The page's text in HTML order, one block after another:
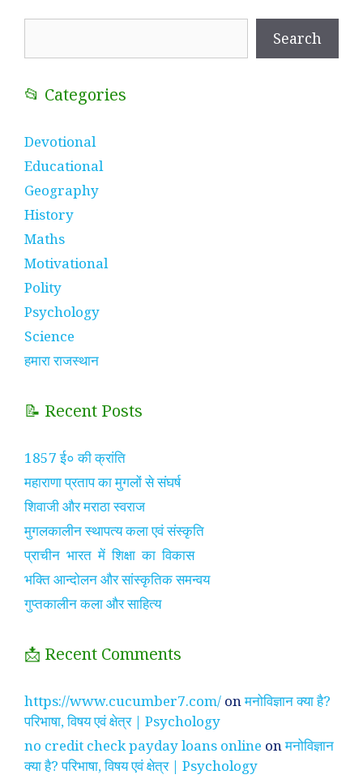
Search
📂 Categories
Devotional
Educational
Geography
History
Maths
Motivational
Polity
Psychology
Science
हमारा राजस्थान
📝 Recent Posts
1857 ई० की क्रांति
महाराणा प्रताप का मुगलों से संघर्ष
शिवाजी और मराठा स्वराज
मुगलकालीन स्थापत्य कला एवं संस्कृति
प्राचीन भारत में शिक्षा का विकास
भक्ति आन्दोलन और सांस्कृतिक समन्वय
गुप्तकालीन कला और साहित्य
📩 Recent Comments
https://www.cucumber7.com/ onमनोविज्ञान क्या है?
परिभाषा, विषय एवं क्षेत्र | Psychology
no credit check payday loans online onमनोविज्ञान
क्या है? परिभाषा, विषय एवं क्षेत्र | Psychology